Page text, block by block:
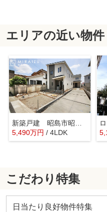
エリアの近い物件
新築戸建 昭島市昭和町 全2棟
5,490万円 / 4LDK
こだわり特集
日当たり良好物件特集